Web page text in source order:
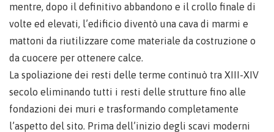
mentre, dopo il definitivo abbandono e il crollo finale di
volte ed elevati, l’edificio diventò una cava di marmi e
mattoni da riutilizzare come materiale da costruzione o
da cuocere per ottenere calce.
La spoliazione dei resti delle terme continuò tra XIII-XIV
secolo eliminando tutti i resti delle strutture fino alle
fondazioni dei muri e trasformando completamente
l’aspetto del sito. Prima dell’inizio degli scavi moderni